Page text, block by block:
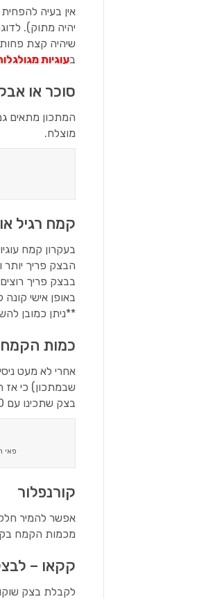
יהיה מתוק).
שיהיה קצת
בעוגיות
סוכר או
המתכון מתאים
מוצלח.
קמח רגיל
בעקרון קמח
הבצק פריך
בבצק פריך
באופן אישי
**ניתן כמובן
כמות הקמח
אחרי לא מעט
שבמתכון) כי אז
בצק שתכינו עם 300 גר' קמח יהיה נפלא ונימוח.
פאי
קורנפלור
אפשר להמיר
מכמות הקמח בקורנפלור.
קקאו –
לקבלת בצק שוקולדי מפחיתים 2 כפות קמח